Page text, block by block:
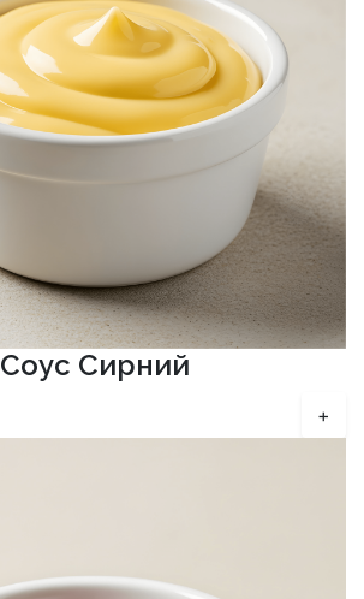
Соус Сирний
+